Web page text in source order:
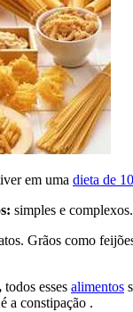
em uma dieta de
simples e
Grãos como
todos esses alimentos
a constipação .